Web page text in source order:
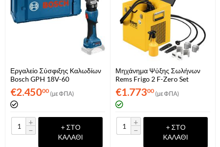
Εργαλείο Σύσφιξης Καλωδίων
Bosch GPH 18V-60
(06019P0100)
€2.45000 (με ΦΠΑ)
+
−
+ ΣΤΟ
ΚΑΛΆΘΙ
Μηχάνημα Ψύξης Σωλήνων
Rems Frigo 2 F-Zero Set
131012 R220
€1.77300 (με ΦΠΑ)
+
−
+ ΣΤΟ
ΚΑΛΆΘΙ